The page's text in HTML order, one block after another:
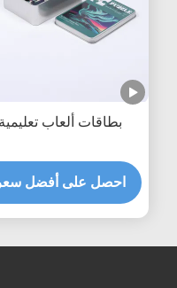
بطاقات ألعاب تعليمية
احصل على أفضل سعر